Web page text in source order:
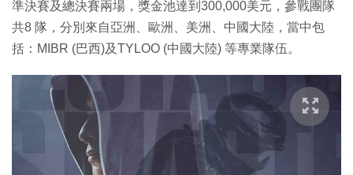
準決賽及總決賽兩場，獎金池達到300,000美元，參戰團隊
共8 隊，分別來自亞洲、歐洲、美洲、中國大陸，當中包
括：MIBR (巴西)及TYLOO (中國大陸) 等專業隊伍。